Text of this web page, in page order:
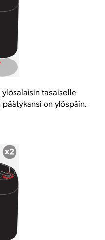
tasaiselle
on ylöspäin.